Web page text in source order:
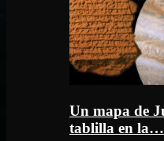
Un mapa de
tablilla en la…